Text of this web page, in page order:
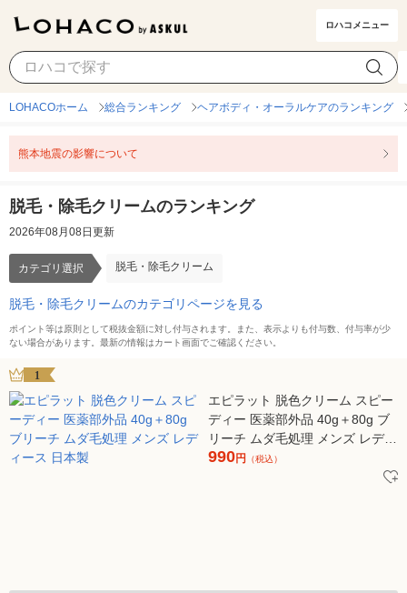
ロハコメニュー
脱毛・除毛クリーム カテゴリ選択
LOHACOホーム 総合ランキング ヘアボディ・オーラルケアのランキング
熊本地震の影響について
脱毛・除毛クリームのランキング
2026年08月08日更新
カテゴリ選択 脱毛・除毛クリーム
脱毛・除毛クリームのカテゴリページを見る
ポイント等は原則として税抜金額に対し付与されます。また、表示よりも付与数、付与率が少
ない場合があります。最新の情報はカート画面でご確認ください。
1
エピラット 脱色クリーム スピー
ディー 医薬部外品 40g＋80g ブ
リーチ ムダ毛処理 メンズ レディ
ース 日本製
990円 （税込）